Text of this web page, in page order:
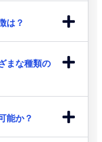
は？
まな種類の
能か？